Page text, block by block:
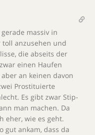
massiv in
toll anzusehen und
die abseits der
einen Haufen
an keinen davon
Prostituierte
Es gibt zwar Stip-
man machen. Da
eher, wie es geht.
gut ankam, dass da